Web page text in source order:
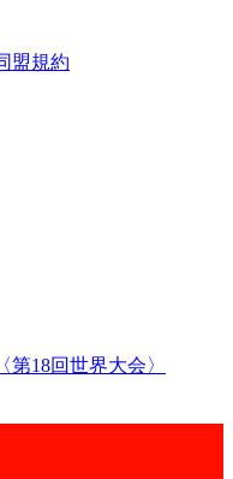
盟規約
18回世界大会〉